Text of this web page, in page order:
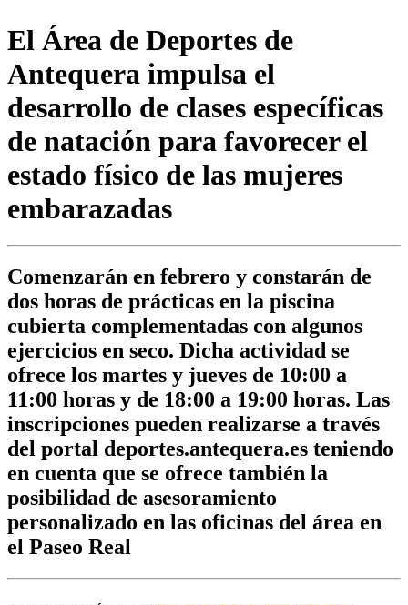
El Área de Deportes de
Antequera impulsa el
desarrollo de clases específicas
de natación para favorecer el
estado físico de las mujeres
embarazadas
Comenzarán en febrero y constarán de
dos horas de prácticas en la piscina
cubierta complementadas con algunos
ejercicios en seco. Dicha actividad se
ofrece los martes y jueves de 10:00 a
11:00 horas y de 18:00 a 19:00 horas. Las
inscripciones pueden realizarse a través
del portal deportes.antequera.es teniendo
en cuenta que se ofrece también la
posibilidad de asesoramiento
personalizado en las oficinas del área en
el Paseo Real